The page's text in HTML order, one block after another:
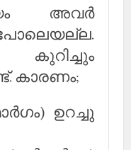
അവര്‍
കാരണം;
ഉറച്ചു